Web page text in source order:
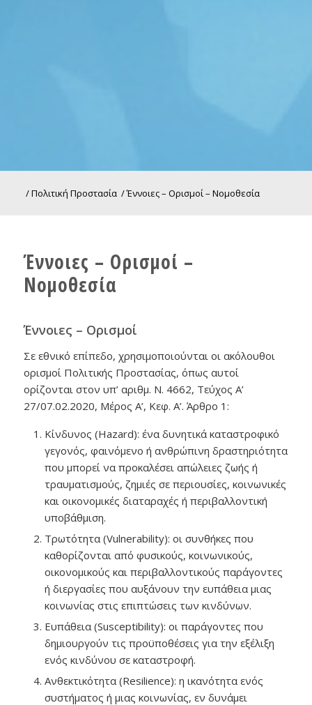
/Πολιτική Προστασία /Έννοιες – Ορισμοί – Νομοθεσία
Έννοιες – Ορισμοί –
Νομοθεσία
Έννοιες – Ορισμοί
Σε εθνικό επίπεδο, χρησιμοποιούνται οι ακόλουθοι
ορισμοί Πολιτικής Προστασίας, όπως αυτοί
ορίζονται στον υπ’ αριθμ. Ν. 4662, Τεύχος A’
27/07.02.2020, Μέρος Α’, Κεφ. Α’. Άρθρο 1:
Κίνδυνος (Hazard): ένα δυνητικά καταστροφικό
γεγονός, φαινόμενο ή ανθρώπινη δραστηριότητα
που μπορεί να προκαλέσει απώλειες ζωής ή
τραυματισμούς, ζημιές σε περιουσίες, κοινωνικές
και οικονομικές διαταραχές ή περιβαλλοντική
υποβάθμιση.
Τρωτότητα (Vulnerability): οι συνθήκες που
καθορίζονται από φυσικούς, κοινωνικούς,
οικονομικούς και περιβαλλοντικούς παράγοντες
ή διεργασίες που αυξάνουν την ευπάθεια μιας
κοινωνίας στις επιπτώσεις των κινδύνων.
Ευπάθεια (Susceptibility): οι παράγοντες που
δημιουργούν τις προϋποθέσεις για την εξέλιξη
ενός κινδύνου σε καταστροφή.
Ανθεκτικότητα (Resilience): η ικανότητα ενός
συστήματος ή μιας κοινωνίας, εν δυνάμει